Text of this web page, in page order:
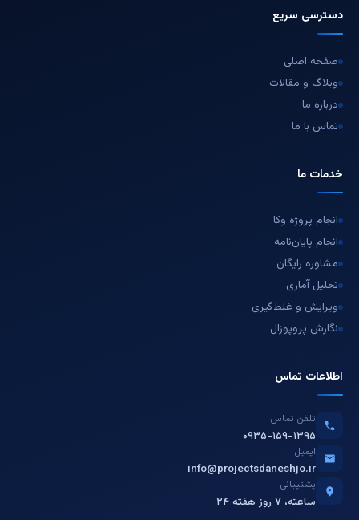
دسترسی سریع
صفحه اصلی
وبلاگ و مقالات
درباره ما
تماس با ما
خدمات ما
انجام پروژه وکا
انجام پایان‌نامه
مشاوره رایگان
تحلیل آماری
ویرایش و غلط‌گیری
نگارش پروپوزال
اطلاعات تماس
تلفن تماس
۰۹۳۵-۱۵۹-۱۳۹۵
ایمیل
info@projectsdaneshjo.ir
پشتیبانی
۲۴ ساعته، ۷ روز هفته